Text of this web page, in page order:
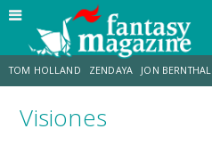
TOM HOLLAND ZENDAYA JON BERNTHAL
STRANIMONDI LUCCA COMICS & GAMES
Visiones